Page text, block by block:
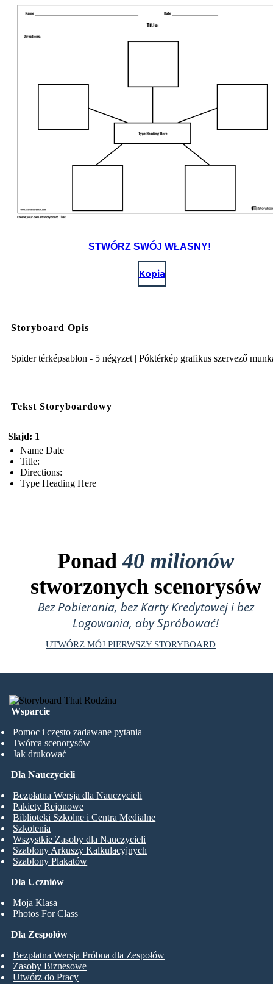
STWÓRZ SWÓJ WŁASNY!
Kopia
Storyboard Opis
Spider térképsablon - 5 négyzet | Póktérkép grafikus szervező
Tekst Storyboardowy
Slajd: 1
Name Date
Title:
Directions:
Type Heading Here
Ponad40 milionów
stworzonych scenorysów
Bez Pobierania, bez Karty Kredytowej i bez
Logowania, aby Spróbować!
UTWÓRZ MÓJ PIERWSZY STORYBOARD
Wsparcie
Pomoc i często zadawane pytania
Twórca scenorysów
Jak drukować
Dla Uczniów
Moja Klasa
Photos For Class
Dla Nauczycieli
Bezpłatna Wersja dla Nauczycieli
Pakiety Rejonowe
Biblioteki Szkolne i Centra Medialne
Szkolenia
Wszystkie Zasoby dla Nauczycieli
Szablony Arkuszy Kalkulacyjnych
Szablony Plakatów
Dla Zespołów
Bezpłatna Wersja Próbna dla Zespołów
Zasoby Biznesowe
Utwórz do Pracy